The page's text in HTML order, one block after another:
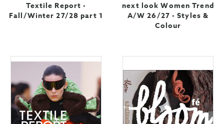
Textile Report -
Fall/Winter 27/28 part 1
next look Women Trend
A/W 26/27 - Styles &
Colour